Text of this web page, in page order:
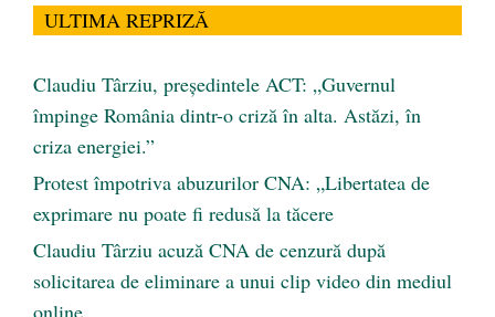
ULTIMA REPRIZĂ
Claudiu Târziu, președintele ACT: „Guvernul
împinge România dintr-o criză în alta. Astăzi, în
criza energiei.”
Protest împotriva abuzurilor CNA: „Libertatea de
exprimare nu poate fi redusă la tăcere
Claudiu Târziu acuză CNA de cenzură după
solicitarea de eliminare a unui clip video din mediul
online